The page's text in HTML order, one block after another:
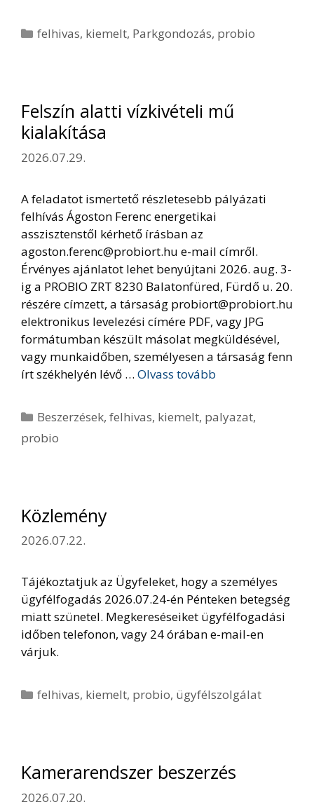
Kategória
felhivas, kiemelt, Parkgondozás, probio
Felszín alatti vízkivételi mű
kialakítása
2026.07.29.
A feladatot ismertető részletesebb pályázati
felhívás Ágoston Ferenc energetikai
asszisztenstől kérhető írásban az
agoston.ferenc@probiort.hu e-mail címről.
Érvényes ajánlatot lehet benyújtani 2026. aug. 3-
ig a PROBIO ZRT 8230 Balatonfüred, Fürdő u. 20.
részére címzett, a társaság probiort@probiort.hu
elektronikus levelezési címére PDF, vagy JPG
formátumban készült másolat megküldésével,
vagy munkaidőben, személyesen a társaság fenn
írt székhelyén lévő … Olvass tovább
Kategória
Beszerzések,felhivas, kiemelt, palyazat,
probio
Közlemény
2026.07.22.
Tájékoztatjuk az Ügyfeleket, hogy a személyes
ügyfélfogadás 2026.07.24-én Pénteken betegség
miatt szünetel. Megkereséseiket ügyfélfogadási
időben telefonon, vagy 24 órában e-mail-en
várjuk.
Kategória
felhivas, kiemelt, probio, ügyfélszolgálat
Kamerarendszer beszerzés
2026.07.20.